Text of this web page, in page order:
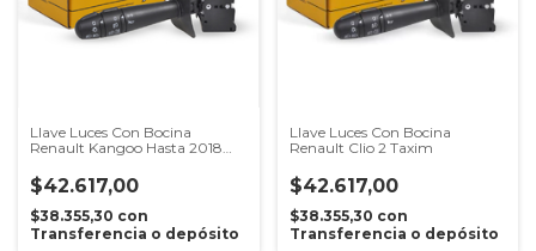
Llave Luces Con Bocina
Renault Kangoo Hasta 2018
$42.617,00
$38.355,30 con
Transferencia o depósito
Llave Luces Con Bocina
Renault Clio 2 Taxim
$42.617,00
$38.355,30 con
Transferencia o depósito